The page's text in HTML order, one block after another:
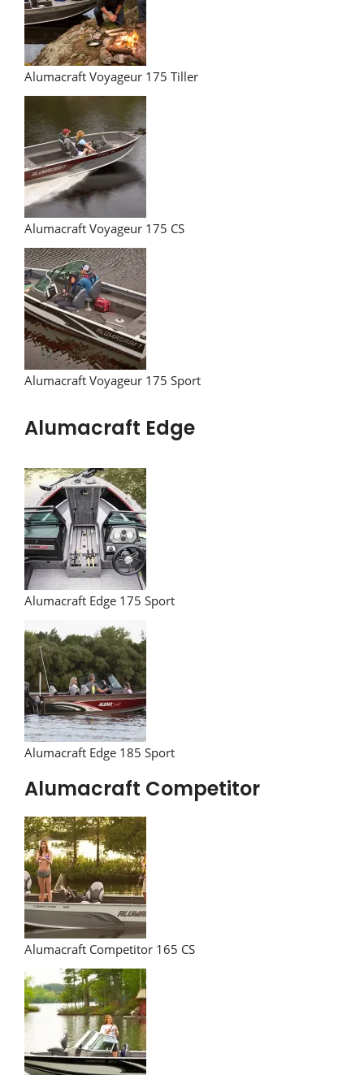
Alumacraft Voyageur 175 Tiller
Alumacraft Voyageur 175 CS
Alumacraft Voyageur 175 Sport
Alumacraft Edge
Alumacraft Edge 175 Sport
Alumacraft Edge 185 Sport
Alumacraft Competitor
Alumacraft Competitor 165 CS